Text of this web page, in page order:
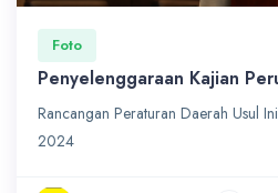
Foto
Penyelenggaraan Kajian
Rancangan Peraturan Daerah Usul
2024